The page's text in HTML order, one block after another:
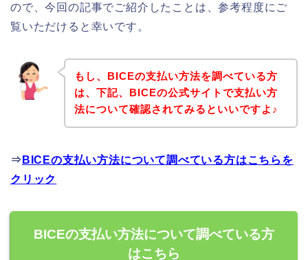
ので、今回の記事でご紹介したことは、参考程度にご
覧いただけると幸いです。
もし、BICEの支払い方法を調べている方
は、下記、BICEの公式サイトで支払い方
法について確認されてみるといいですよ♪
⇒ BICEの支払い方法について調べている方はこちらを
クリック
BICEの支払い方法について調べている方
はこちら